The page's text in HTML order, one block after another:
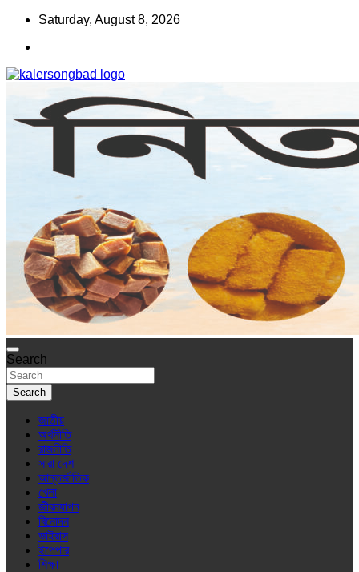
Skip
content
Saturday, August 8, 2026
কালের সংবাদ
www.kalersongbad.com
Search
Search
জাতীয়
অর্থনীতি
রাজনীতি
সারা দেশ
আন্তর্জাতিক
খেলা
জীবনযাপন
বিনোদন
ভাইরাস
ইপেপার
শিক্ষা